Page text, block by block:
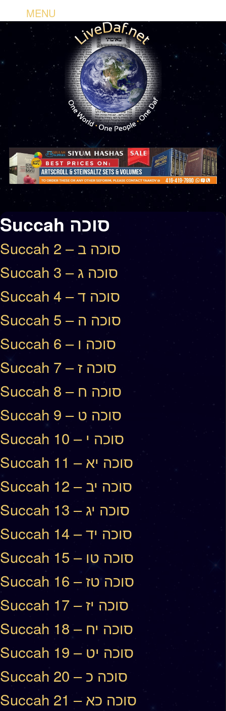
Succah סוכה
Succah 2 – סוכה ב
Succah 3 – סוכה ג
Succah 4 – סוכה ד
Succah 5 – סוכה ה
Succah 6 – סוכה ו
Succah 7 – סוכה ז
Succah 8 – סוכה ח
Succah 9 – סוכה ט
Succah 10 – סוכה י
Succah 11 – סוכה יא
Succah 12 – סוכה יב
Succah 13 – סוכה יג
Succah 14 – סוכה יד
Succah 15 – סוכה טו
Succah 16 – סוכה טז
Succah 17 – סוכה יז
Succah 18 – סוכה יח
Succah 19 – סוכה יט
Succah 20 – סוכה כ
Succah 21 – סוכה כא
MENU